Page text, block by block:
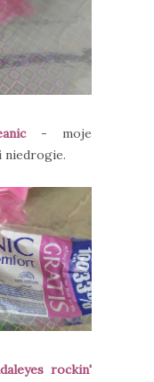
- moje
niedrogie.
rockin'